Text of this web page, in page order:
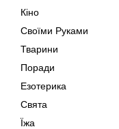
Кіно
Своїми Руками
Тварини
Поради
Езотерика
Свята
Їжа